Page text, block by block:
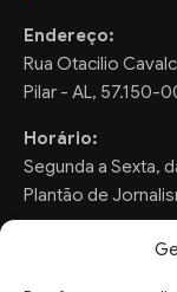
Endereço:
Rua Otacilio
Pilar - AL, 57.150-
Horário:
Segunda a Sexta,
Plantão de